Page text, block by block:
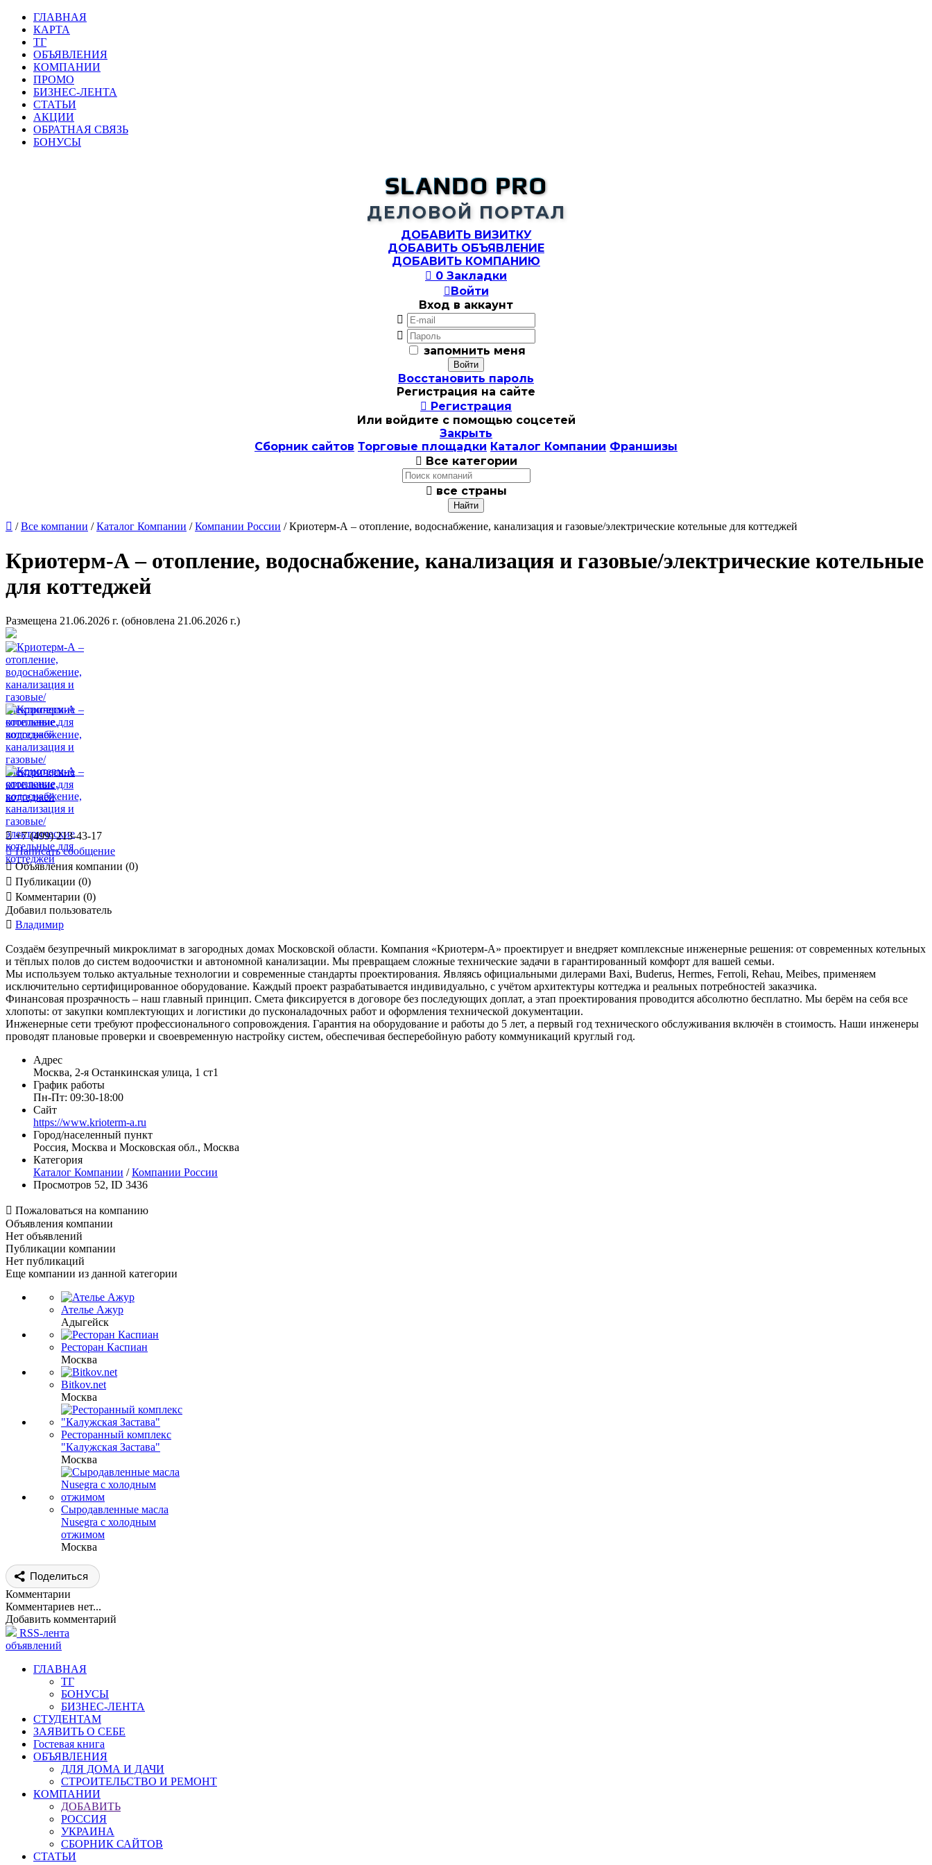
ГЛАВНАЯ
КАРТА
ТГ
ОБЪЯВЛЕНИЯ
КОМПАНИИ
ПРОМО
БИЗНЕС-ЛЕНТА
СТАТЬИ
АКЦИИ
ОБРАТНАЯ СВЯЗЬ
БОНУСЫ
SLANDO PRO
ДЕЛОВОЙ ПОРТАЛ
ДОБАВИТЬ ВИЗИТКУ
ДОБАВИТЬ ОБЪЯВЛЕНИЕ
ДОБАВИТЬ КОМПАНИЮ
 0 Закладки
Войти
Вход в аккаунт


запомнить меня
Восстановить пароль
Регистрация на сайте
 Регистрация
Или войдите с помощью соцсетей
Закрыть
Сборник сайтов Торговые площадки Каталог Компании Франшизы
 Все категории
 все страны
 /Все компании /Каталог Компании /Компании России / Криотерм-А – отопление, водоснабжение, канализация и газовые/электрические котельные для коттеджей
Криотерм-А – отопление, водоснабжение, канализация и газовые/электрические котельные
для коттеджей
Размещена 21.06.2026 г. (обновлена 21.06.2026 г.)
 +7 (499) 213-43-17
Написать сообщение
Объявления компании (0)
 Публикации (0)
 Комментарии (0)
Добавил пользователь
 Владимир
Создаём безупречный микроклимат в загородных домах Московской области. Компания «Криотерм-А» проектирует и внедряет комплексные инженерные решения: от современных котельных
и тёплых полов до систем водоочистки и автономной канализации. Мы превращаем сложные технические задачи в гарантированный комфорт для вашей семьи.
Мы используем только актуальные технологии и современные стандарты проектирования. Являясь официальными дилерами Baxi, Buderus, Hermes, Ferroli, Rehau, Meibes, применяем
исключительно сертифицированное оборудование. Каждый проект разрабатывается индивидуально, с учётом архитектуры коттеджа и реальных потребностей заказчика.
Финансовая прозрачность – наш главный принцип. Смета фиксируется в договоре без последующих доплат, а этап проектирования проводится абсолютно бесплатно. Мы берём на себя все
хлопоты: от закупки комплектующих и логистики до пусконаладочных работ и оформления технической документации.
Инженерные сети требуют профессионального сопровождения. Гарантия на оборудование и работы до 5 лет, а первый год технического обслуживания включён в стоимость. Наши инженеры
проводят плановые проверки и своевременную настройку систем, обеспечивая бесперебойную работу коммуникаций круглый год.
Адрес
Москва, 2-я Останкинская улица, 1 ст1
График работы
Пн-Пт: 09:30-18:00
Сайт
https://www.krioterm-a.ru
Город/населенный пункт
Россия, Москва и Московская обл., Москва
Категория
Каталог Компании /Компании России
Просмотров 52, ID 3436
 Пожаловаться на компанию
Объявления компании
Нет объявлений
Публикации компании
Нет публикаций
Еще компании из данной категории
Ателье Ажур
Адыгейск
Ресторан Каспиан
Москва
Bitkov.net
Москва
Ресторанный комплекс
"Калужская Застава"
Москва
Cыродавленные масла
Nusegra с холодным
отжимом
Москва
Поделиться
Комментарии
Комментариев нет...
Добавить комментарий
RSS-лента
объявлений
ГЛАВНАЯ
ТГ
БОНУСЫ
БИЗНЕС-ЛЕНТА
СТУДЕНТАМ
ЗАЯВИТЬ О СЕБЕ
Гостевая книга
ОБЪЯВЛЕНИЯ
ДЛЯ ДОМА И ДАЧИ
СТРОИТЕЛЬСТВО И РЕМОНТ
КОМПАНИИ
ДОБАВИТЬ
РОССИЯ
УКРАИНА
СБОРНИК САЙТОВ
СТАТЬИ